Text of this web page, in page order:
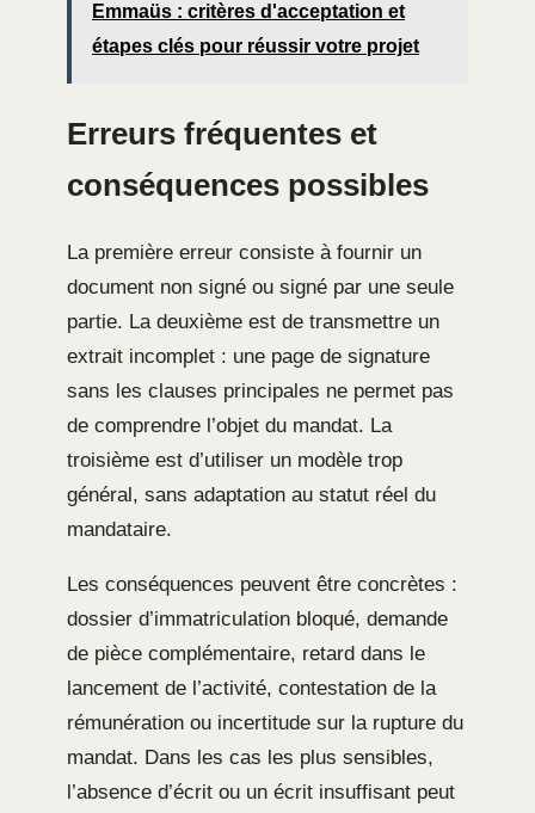
Emmaüs : critères d'acceptation et
étapes clés pour réussir votre projet
Erreurs fréquentes et
conséquences possibles
La première erreur consiste à fournir un
document non signé ou signé par une seule
partie. La deuxième est de transmettre un
extrait incomplet : une page de signature
sans les clauses principales ne permet pas
de comprendre l’objet du mandat. La
troisième est d’utiliser un modèle trop
général, sans adaptation au statut réel du
mandataire.
Les conséquences peuvent être concrètes :
dossier d’immatriculation bloqué, demande
de pièce complémentaire, retard dans le
lancement de l’activité, contestation de la
rémunération ou incertitude sur la rupture du
mandat. Dans les cas les plus sensibles,
l’absence d’écrit ou un écrit insuffisant peut